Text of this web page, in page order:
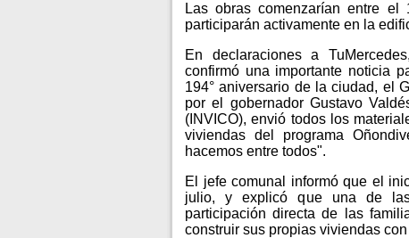
Las obras comenzarían entre
participarán activamente en la
En declaraciones a
confirmó una importante noticia
194° aniversario de la ciudad, el
por el gobernador Gustavo
(INVICO), envió todos los
viviendas del programa
hacemos entre todos".
El jefe comunal informó que el
julio, y explicó que una de
participación directa de las
construir sus propias viviendas